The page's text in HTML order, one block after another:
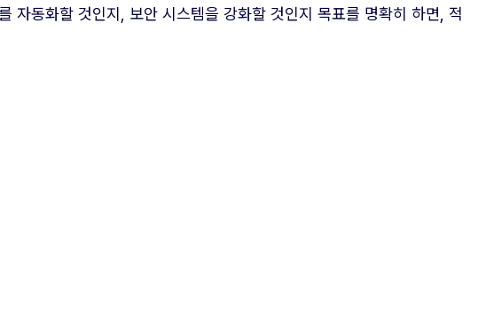
자동화할 것인지, 보안 시스템을 강화할 것인지 목표를 명확히 하면, 적